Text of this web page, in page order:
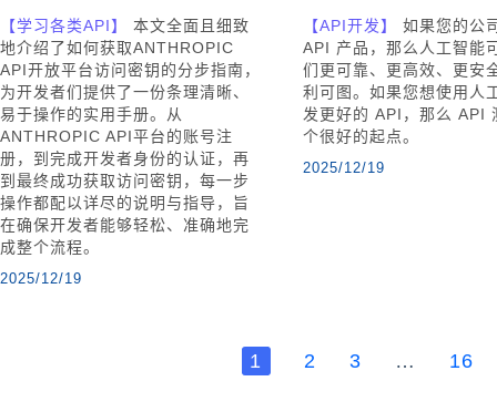
【学习各类API】
本文全面且细致
地介绍了如何获取ANTHROPIC
API开放平台访问密钥的分步指南，
为开发者们提供了一份条理清晰、
易于操作的实用手册。从
ANTHROPIC API平台的账号注
册，到完成开发者身份的认证，再
到最终成功获取访问密钥，每一步
操作都配以详尽的说明与指导，旨
在确保开发者能够轻松、准确地完
成整个流程。
2025/12/19
【API开发】
如果您的公
API 产品，那么人工智能
们更可靠、更高效、更安
利可图。如果您想使用人
发更好的 API，那么 API
个很好的起点。
2025/12/19
1 2 3 … 16